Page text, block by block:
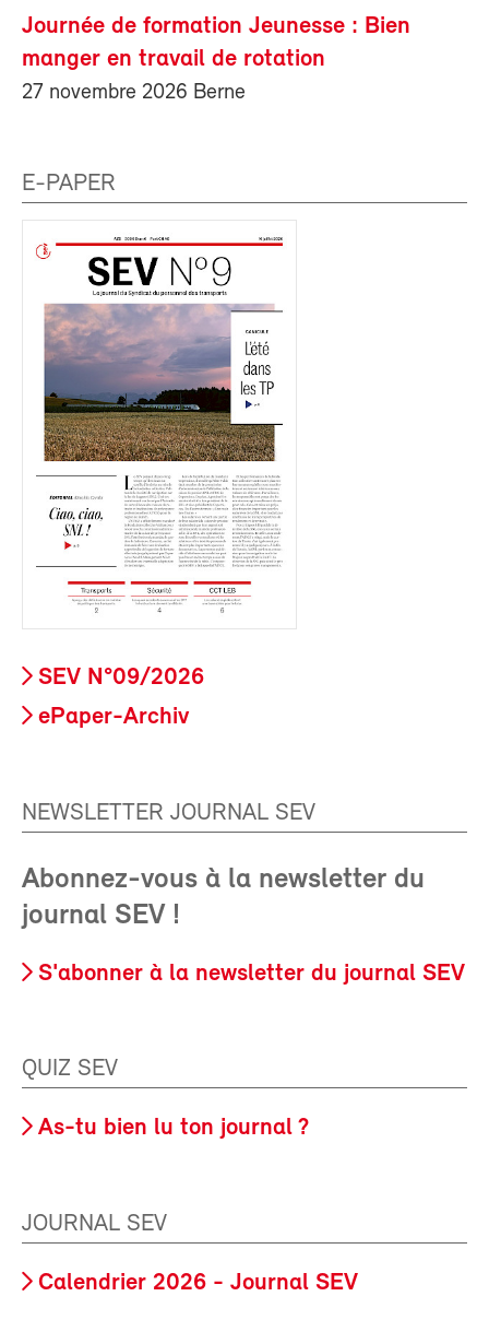
Journée de formation Jeunesse : Bien
manger en travail de rotation
27 novembre 2026 Berne
E-PAPER
SEV N°09/2026
ePaper-Archiv
NEWSLETTER JOURNAL SEV
Abonnez-vous à la newsletter du
journal SEV !
S'abonner à la newsletter du journal SEV
QUIZ SEV
As-tu bien lu ton journal ?
JOURNAL SEV
Calendrier 2026 - Journal SEV